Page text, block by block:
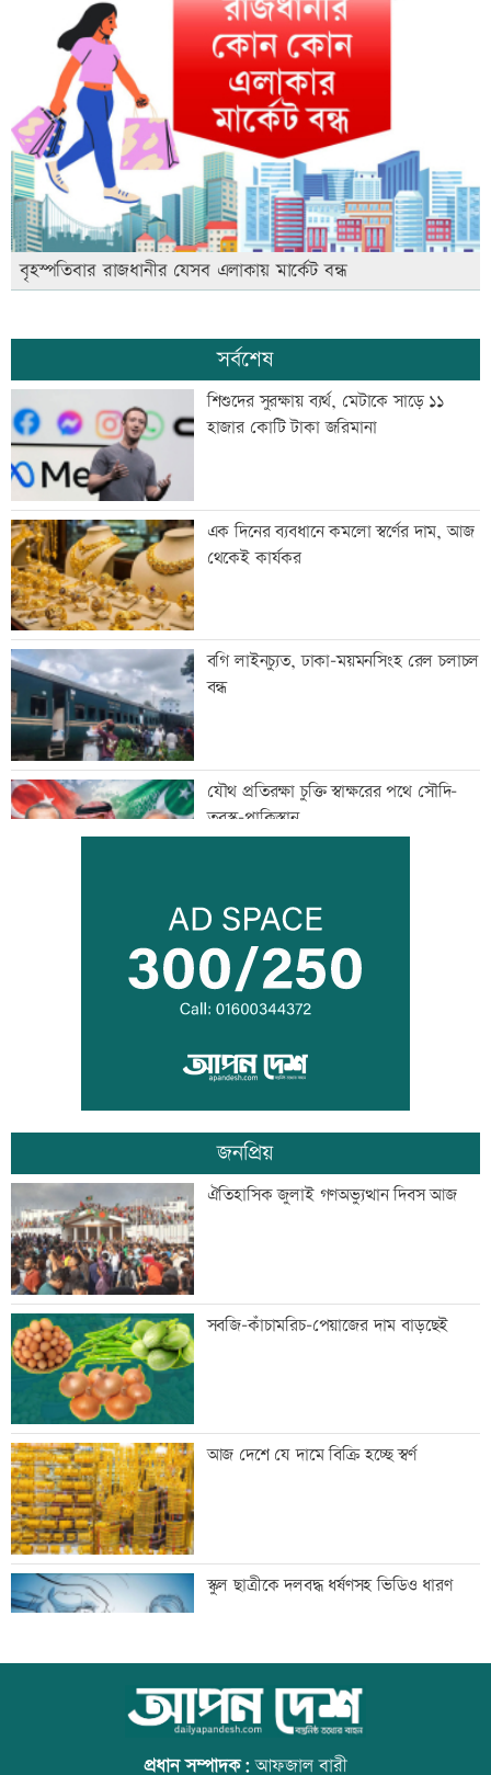
বৃহস্পতিবার রাজধানীর যেসব এলাকায় মার্কেট বন্ধ
সর্বশেষ
শিশুদের সুরক্ষায় ব্যর্থ, মেটাকে সাড়ে ১১
হাজার কোটি টাকা জরিমানা
এক দিনের ব্যবধানে কমলো স্বর্ণের দাম, আজ
থেকেই কার্যকর
বগি লাইনচ্যুত, ঢাকা-ময়মনসিংহ রেল চলাচল
বন্ধ
যৌথ প্রতিরক্ষা চুক্তি স্বাক্ষরের পথে সৌদি-
তুরস্ক-পাকিস্তান
বিশ্ববাজারে ফের বাড়ল জ্বালানি তেলের দাম
সিলেটে দুই বাসের সংঘর্ষে প্রাণ গেল
আটজনের
দুপুরের মধ্যে ঝোড়ো হাওয়াসহ বজ্রবৃষ্টি হতে
পারে যেসব অঞ্চলে
ডিএমপির ১২ ঊর্ধ্বতন কর্মকর্তাকে বদলি
জন্মসূত্রে নাগরিকত্ব সীমিত করতে ট্রাম্পের
নতুন নির্বাহী আদেশ
টেলিভিশনে আজকের যত খেলা
শুক্রবার রাজধানীর যেসব মার্কেট-দর্শনীয় স্থান
বন্ধ
জনপ্রিয়
ঐতিহাসিক জুলাই গণঅভ্যুত্থান দিবস আজ
সবজি-কাঁচামরিচ-পেয়াজের দাম বাড়ছেই
আজ দেশে যে দামে বিক্রি হচ্ছে স্বর্ণ
স্কুল ছাত্রীকে দলবদ্ধ ধর্ষণসহ ভিডিও ধারণ
আজ বিশ্ব বন্ধু দিবস
প্রধান সম্পাদক:আফজাল বারী